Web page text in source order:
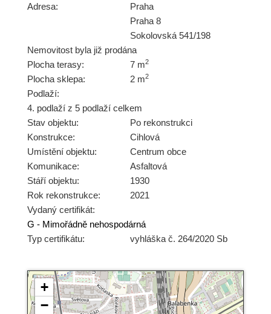
Adresa:
Praha
Praha 8
Sokolovská 541/198
Nemovitost byla již prodána
Plocha terasy:
7 m2
Plocha sklepa: 2 m2
Podlaží:
4. podlaží z 5 podlaží celkem
Stav objektu:
Po rekonstrukci
Konstrukce:
Cihlová
Umístění objektu:
Centrum obce
Komunikace:
Asfaltová
Stáří objektu:
1930
Rok rekonstrukce:
2021
Vydaný certifikát:
G - Mimořádně nehospodárná
Typ certifikátu:
vyhláška č. 264/2020 Sb
+
−